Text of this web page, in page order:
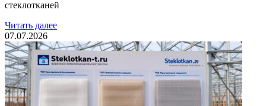
стеклотканей
Читать далее
07.07.2026